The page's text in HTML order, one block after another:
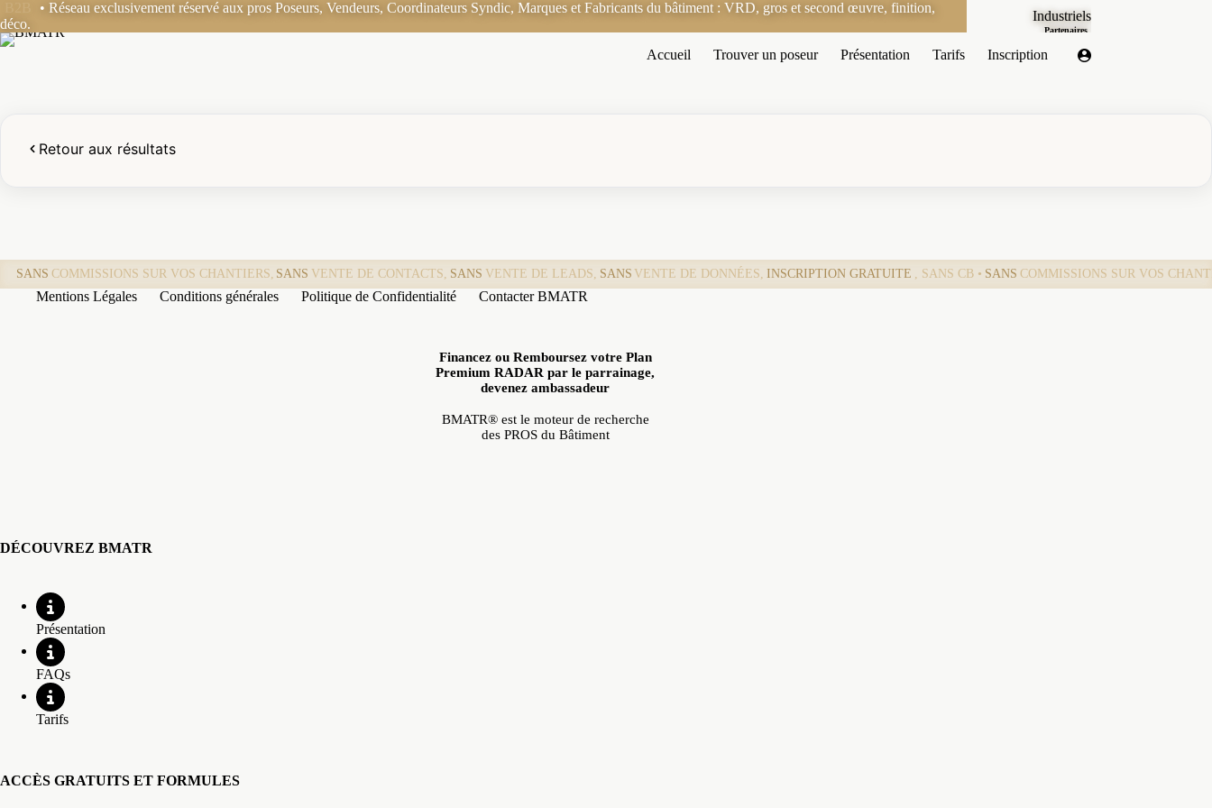
au
contenu
• Réseau exclusivement réservé aux pros Poseurs, Vendeurs, Coordinateurs Syndic, Marques et Fabricants du bâtiment : VRD, gros et second œuvre, finition,
déco.
Industriels
Partenaires
Accueil Trouver un poseur Présentation Tarifs Inscription
Retour aux résultats
SANS COMMISSIONS SUR VOS CHANTIERS, SANS VENTE DE CONTACTS, SANS VENTE DE LEADS, SANS VENTE DE DONNÉES, INSCRIPTION GRATUITE , SANS CB • SANS COMMISSIONS SUR VOS
Mentions Légales Conditions générales Politique de Confidentialité Contacter BMATR
Financez ou Remboursez votre Plan
Premium RADAR par le parrainage,
devenez ambassadeur
BMATR® est le moteur de recherche
des PROS du Bâtiment
DÉCOUVREZ BMATR
Présentation
FAQs
Tarifs
ACCÈS GRATUITS ET FORMULES